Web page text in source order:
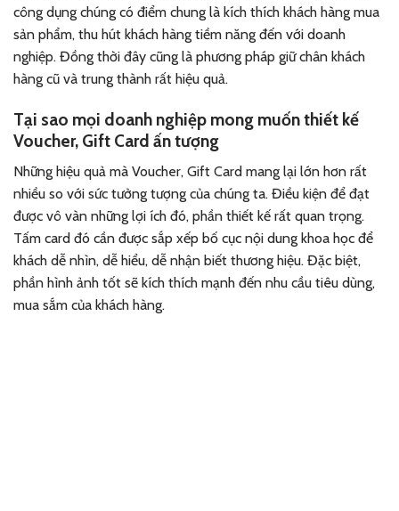
công dụng chúng có điểm chung là kích thích khách hàng mua
sản phẩm, thu hút khách hàng tiềm năng đến với doanh
nghiệp. Đồng thời đây cũng là phương pháp giữ chân khách
hàng cũ và trung thành rất hiệu quả.
Tại sao mọi doanh nghiệp mong muốn thiết kế
Voucher, Gift Card ấn tượng
Những hiệu quả mà Voucher, Gift Card mang lại lớn hơn rất
nhiều so với sức tưởng tượng của chúng ta. Điều kiện để đạt
được vô vàn những lợi ích đó, phần thiết kế rất quan trọng.
Tấm card đó cần được sắp xếp bố cục nội dung khoa học để
khách dễ nhìn, dễ hiểu, dễ nhận biết thương hiệu. Đặc biệt,
phần hình ảnh tốt sẽ kích thích mạnh đến nhu cầu tiêu dùng,
mua sắm của khách hàng.